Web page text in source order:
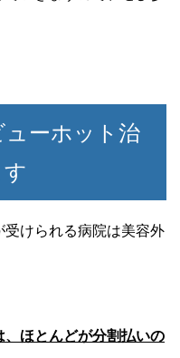
ーホット治
受けられる病院は美容外
ほとんどが分割払いの